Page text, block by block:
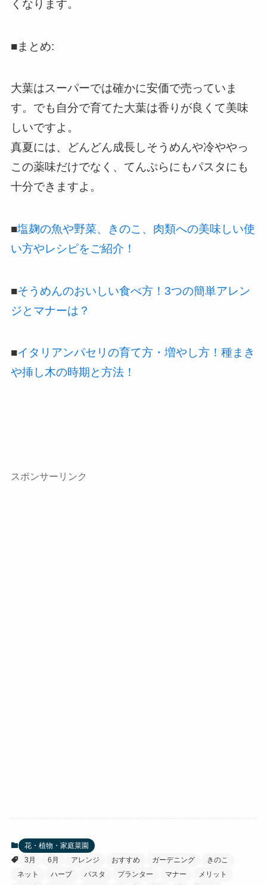
くなります。
■まとめ:
大葉はスーパーでは確かに安価で売っていま
す。でも自分で育てた大葉は香りが良くて美味
しいですよ。
真夏には、どんどん成長しそうめんや冷ややっ
この薬味だけでなく、てんぷらにもパスタにも
十分できますよ。
■塩麹の魚や野菜、きのこ、肉類への美味しい使
い方やレシピをご紹介！
■そうめんのおいしい食べ方！3つの簡単アレン
ジとマナーは？
■イタリアンパセリの育て方・増やし方！種まき
や挿し木の時期と方法！
スポンサーリンク
花・植物・家庭菜園
3月
6月 アレンジ おすすめ ガーデニング
きのこ
ネット
ハーブ パスタ プランター マナー
メリット